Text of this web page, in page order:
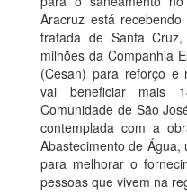
Aracruz está
tratada de Santa
milhões da Companhia
(Cesan) para reforço e
vai beneficiar mais
Comunidade de São
contemplada com a
Abastecimento de
para melhorar o
pessoas que vivem na